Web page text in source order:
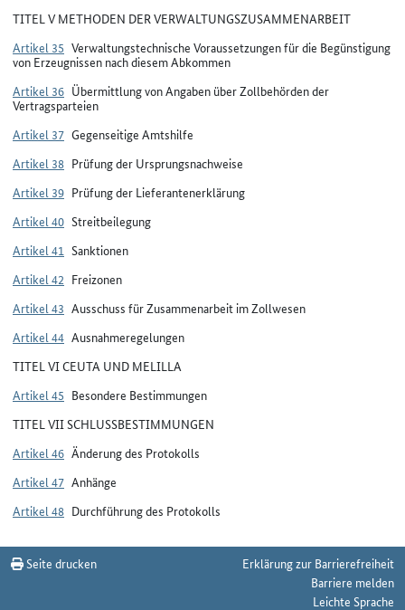
TITEL V METHODEN DER VERWALTUNGSZUSAMMENARBEIT
Artikel 35 Verwaltungstechnische Voraussetzungen für die Begünstigung
von Erzeugnissen nach diesem Abkommen
Artikel 36 Übermittlung von Angaben über Zollbehörden der
Vertragsparteien
Artikel 37 Gegenseitige Amtshilfe
Artikel 38 Prüfung der Ursprungsnachweise
Artikel 39 Prüfung der Lieferantenerklärung
Artikel 40 Streitbeilegung
Artikel 41 Sanktionen
Artikel 42 Freizonen
Artikel 43 Ausschuss für Zusammenarbeit im Zollwesen
Artikel 44 Ausnahmeregelungen
TITEL VI CEUTA UND MELILLA
Artikel 45 Besondere Bestimmungen
TITEL VII SCHLUSSBESTIMMUNGEN
Artikel 46 Änderung des Protokolls
Artikel 47 Anhänge
Artikel 48 Durchführung des Protokolls
Seite drucken
Erklärung zur Barrierefreiheit
Barriere melden
Leichte Sprache